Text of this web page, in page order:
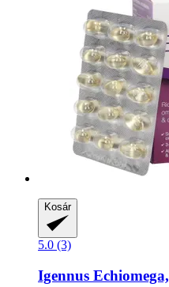
Kosár
5.0 (3)
Igennus